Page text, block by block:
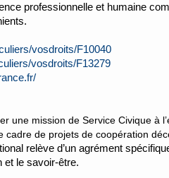
professionnelle et humaine
vosdroits/F10040
vosdroits/F13279
une mission de Service Civique à
cadre de projets de coopération
relève d’un agrément
et le savoir-être.